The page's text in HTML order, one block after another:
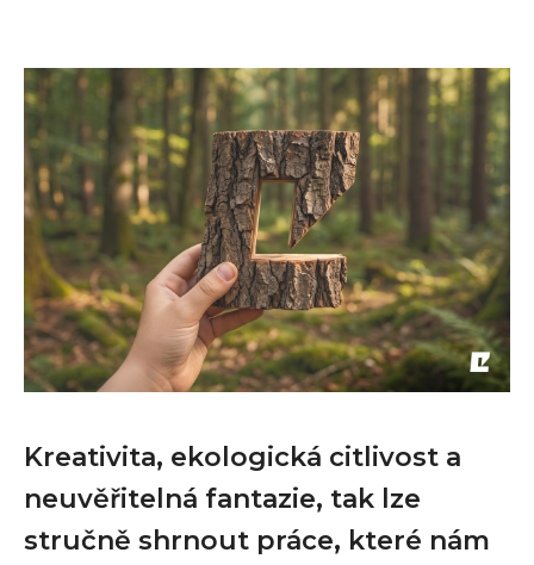
Kreativita, ekologická citlivost a
neuvěřitelná fantazie, tak lze
stručně shrnout práce, které nám